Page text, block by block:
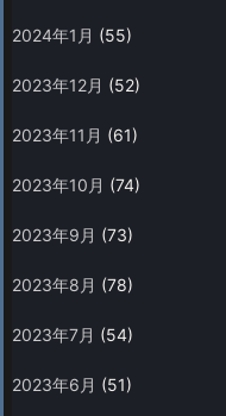
2024年1月 (55)
2023年12月 (52)
2023年11月 (61)
2023年10月 (74)
2023年9月 (73)
2023年8月 (78)
2023年7月 (54)
2023年6月 (51)